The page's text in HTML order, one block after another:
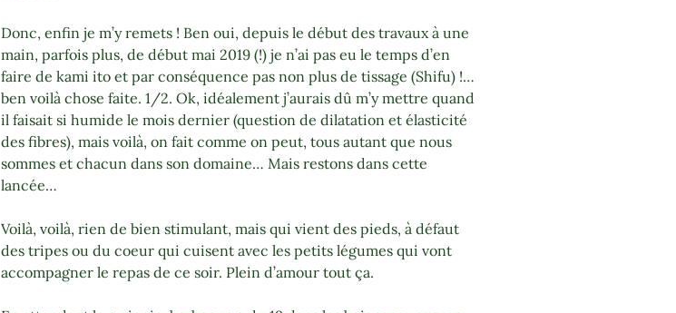
Donc, enfin je m’y remets ! Ben oui, depuis le début des travaux à une
main, parfois plus, de début mai 2019 (!) je n’ai pas eu le temps d’en
faire de kami ito et par conséquence pas non plus de tissage (Shifu) !…
ben voilà chose faite. 1/2. Ok, idéalement j’aurais dû m’y mettre quand
il faisait si humide le mois dernier (question de dilatation et élasticité
des fibres), mais voilà, on fait comme on peut, tous autant que nous
sommes et chacun dans son domaine… Mais restons dans cette
lancée…
Voilà, voilà, rien de bien stimulant, mais qui vient des pieds, à défaut
des tripes ou du coeur qui cuisent avec les petits légumes qui vont
accompagner le repas de ce soir. Plein d’amour tout ça.